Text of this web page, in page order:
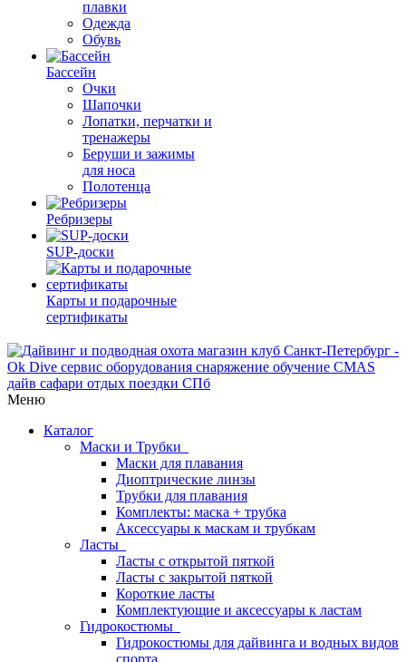
плавки
Одежда
Обувь
Бассейн
Очки
Шапочки
Лопатки, перчатки и
тренажеры
Беруши и зажимы
для носа
Полотенца
Ребризеры
SUP-доски
Карты и подарочные
сертификаты
Меню
Каталог
Маски и Трубки
Маски для плавания
Диоптрические линзы
Трубки для плавания
Комплекты: маска + трубка
Аксессуары к маскам и трубкам
Ласты
Ласты с открытой пяткой
Ласты с закрытой пяткой
Короткие ласты
Комплектующие и аксессуары к ластам
Гидрокостюмы
Гидрокостюмы для дайвинга и водных видов
спорта